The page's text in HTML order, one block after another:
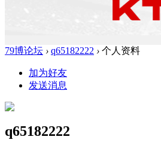
79博论坛 › q65182222 › 个人资料
加为好友
发送消息
q65182222